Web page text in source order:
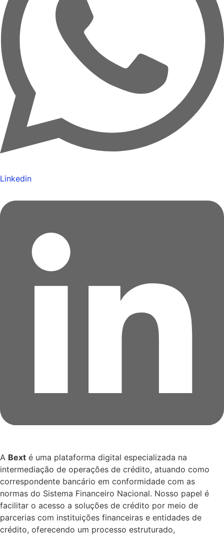
Linkedin
A Bext é uma plataforma digital especializada na
intermediação de operações de crédito, atuando como
correspondente bancário em conformidade com as
normas do Sistema Financeiro Nacional. Nosso papel é
facilitar o acesso a soluções de crédito por meio de
parcerias com instituições financeiras e entidades de
crédito, oferecendo um processo estruturado,